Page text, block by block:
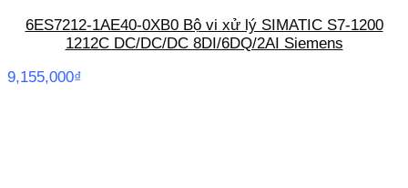
6ES7212-1AE40-0XB0 Bộ vi xử lý SIMATIC S7-1200
1212C DC/DC/DC 8DI/6DQ/2AI Siemens
9,155,000₫